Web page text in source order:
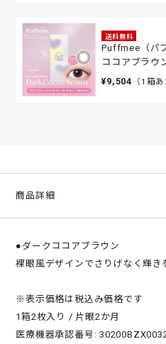
送料無料
Puffmee（パ
ココアブラウ
¥9,504 （1箱
商品詳細
●ダークココアブラウン
裸眼風デザインでさりげなく輝き
※表示価格は税込み価格です
1箱2枚入り / 片眼2か月
医療機器承認番号: